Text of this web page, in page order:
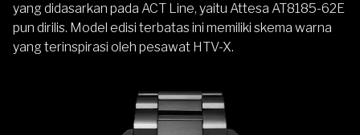
yang didasarkan pada ACT Line, yaitu Attesa AT8185-62E
pun dirilis. Model edisi terbatas ini memiliki skema warna
yang terinspirasi oleh pesawat HTV-X.